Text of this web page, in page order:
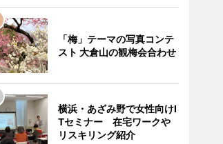
「梅」テーマの写真コンテ
スト 大倉山の観梅会合わせ
横浜・あざみ野で女性向けI
Tセミナー 在宅ワークや
リスキリング紹介